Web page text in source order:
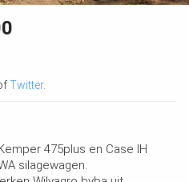
Twitter.
475plus en Case IH
silagewagen.